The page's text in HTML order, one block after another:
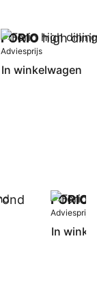
FORIOhigh
Adviesprijs
In winkelwagen
FORIO
Adviesprijs
In